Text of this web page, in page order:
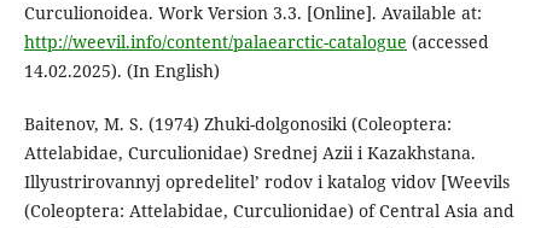
Curculionoidea. Work Version 3.3. [Online]. Available at:
http://weevil.info/content/palaearctic-catalogue (accessed
14.02.2025). (In English)
Baitenov, M. S. (1974) Zhuki-dolgonosiki (Coleoptera:
Attelabidae, Curculionidae) Srednej Azii i Kazakhstana.
Illyustrirovannyj opredelitel’ rodov i katalog vidov [Weevils
(Coleoptera: Attelabidae, Curculionidae) of Central Asia and